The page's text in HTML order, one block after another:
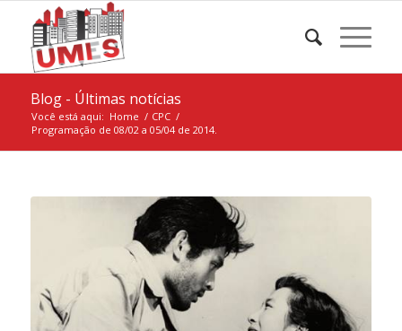
Blog - Últimas notícias
Você está aqui: Home / CPC /
Programação de 08/02 a 05/04 de 2014.